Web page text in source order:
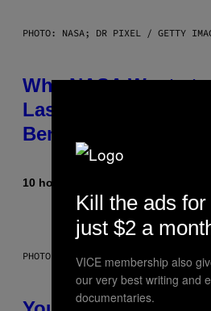
PHOTO: NASA; DR PIXEL / GETTY
Why NASA Wants
Laser-Powered
Beneath the Moon
10 hours ago
PHOTO: BATUHAN TOKER / GETTY
Kill the ads for
just $2 a
VICE membership also
our very best writing and
documentaries.